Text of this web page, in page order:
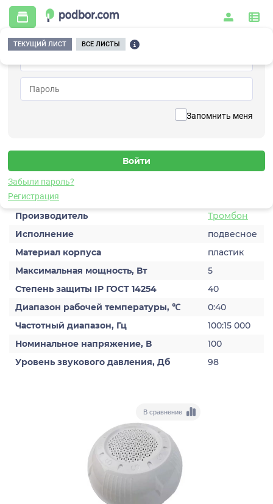
Запомнить меня
Забыли пароль?
Регистрация
ТЕКУЩИЙ ЛИСТ ВСЕ ЛИСТЫ
Главная / Системы оповещения и управления эвакуацией / Громкоговорители
Глагол ПН-5
Характеристики
Производитель
Тромбон
Исполнение
подвесное
Материал корпуса
пластик
Максимальная мощность, Вт
5
Степень защиты IP ГОСТ 14254
40
Диапазон рабочей температуры, ℃
0:40
Частотный диапазон, Гц
100:15 000
Номинальное напряжение, В
100
Уровень звукового давления, Дб
98
В сравнение